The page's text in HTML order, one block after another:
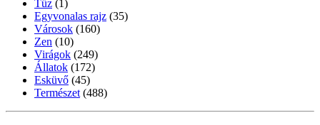
Tűz (1)
Egyvonalas rajz (35)
Városok (160)
Zen (10)
Virágok (249)
Állatok (172)
Esküvő (45)
Természet (488)